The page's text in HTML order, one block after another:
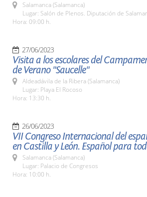
Salamanca (Salamanca)
Lugar: Salón de Plenos. Diputación de
Hora: 09:00 h.
27/06/2023
Visita a los escolares del
de Verano "Saucelle"
Aldeadávila de la Ribera (Salamanca)
Lugar: Playa El Rocoso
Hora: 13:30 h.
26/06/2023
VII Congreso Internacional del
en Castilla y León. Español para
Salamanca (Salamanca)
Lugar: Palacio de Congresos
Hora: 10:00 h.